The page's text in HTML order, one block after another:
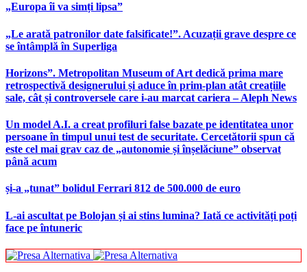
„Europa îi va simți lipsa”
„Le arată patronilor date falsificate!”. Acuzații grave despre ce
se întâmplă în Superliga
Horizons”. Metropolitan Museum of Art dedică prima mare
retrospectivă designerului și aduce în prim-plan atât creațiile
sale, cât și controversele care i-au marcat cariera – Aleph News
Un model A.I. a creat profiluri false bazate pe identitatea unor
persoane în timpul unui test de securitate. Cercetătorii spun că
este cel mai grav caz de „autonomie și înșelăciune” observat
până acum
și-a „tunat” bolidul Ferrari 812 de 500.000 de euro
L-ai ascultat pe Bolojan și ai stins lumina? Iată ce activități poți
face pe întuneric